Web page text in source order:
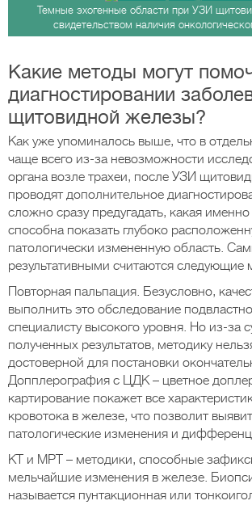
Темные эхогенные области при УЗИ
свидетельством наличия
Какие методы могут
диагностировании
щитовидной железы?
Как уже упоминалось выше, что в
чаще всего из-за невозможности
органа возле трахеи, после УЗИ
проводят дополнительное
сложно сразу предугадать, какая
способна показать глубоко
патологически измененную область.
результативными считаются следующие
Повторная пальпация. Безусловно,
выполнить это обследование
специалисту высокого уровня. Но из-за
полученных результатов, методику
достоверной для постановки
Допплерография с ЦДК – цветное
картирование покажет все
кровотока в железе, что позволит
патологические изменения и
КТ и МРТ – методики, способные
мельчайшие изменения в железе.
называется пунтакционная или